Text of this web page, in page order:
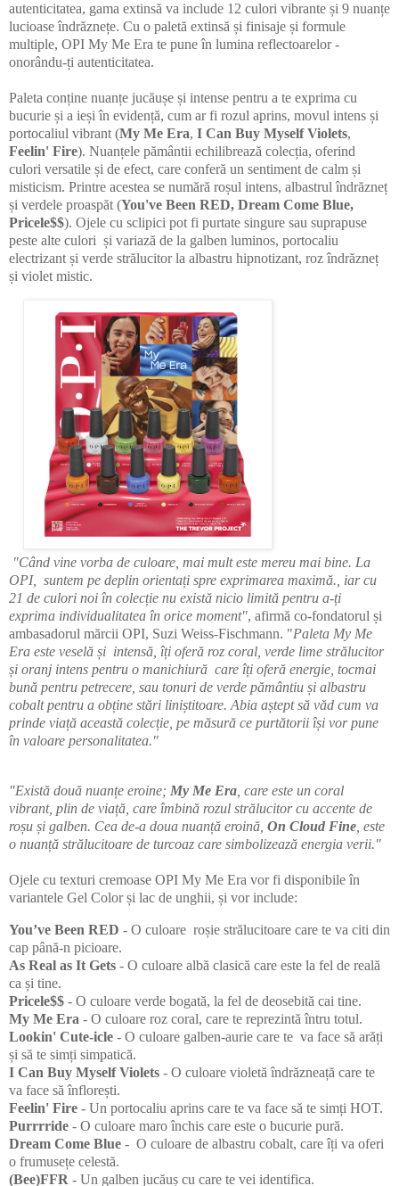
autenticitatea, gama extinsă va include 12 culori vibrante și 9 nuanțe
lucioase îndrăznețe. Cu o paletă extinsă și finisaje și formule
multiple, OPI My Me Era te pune în lumina reflectoarelor -
onorându-ți autenticitatea.
Paleta conține nuanțe jucăușe și intense pentru a te exprima cu
bucurie și a ieși în evidență, cum ar fi rozul aprins, movul intens și
portocaliul vibrant (My Me Era, I Can Buy Myself Violets,
Feelin' Fire). Nuanțele pământii echilibrează colecția, oferind
culori versatile și de efect, care conferă un sentiment de calm și
misticism. Printre acestea se numără roșul intens, albastrul îndrăzneț
și verdele proaspăt (You've Been RED, Dream Come Blue,
Pricele$$). Ojele cu sclipici pot fi purtate singure sau suprapuse
peste alte culori și variază de la galben luminos, portocaliu
electrizant și verde strălucitor la albastru hipnotizant, roz îndrăzneț
și violet mistic.
"Când vine vorba de culoare, mai mult este mereu mai bine. La
OPI, suntem pe deplin orientați spre exprimarea maximă., iar cu
21 de culori noi în colecție nu există nicio limită pentru a-ți
exprima individualitatea în orice moment", afirmă co-fondatorul și
ambasadorul mărcii OPI, Suzi Weiss-Fischmann. "Paleta My Me
Era este veselă și intensă, îți oferă roz coral, verde lime strălucitor
și oranj intens pentru o manichiură care îți oferă energie, tocmai
bună pentru petrecere, sau tonuri de verde pământiu și albastru
cobalt pentru a obține stări liniștitoare. Abia aștept să văd cum va
prinde viață această colecție, pe măsură ce purtătorii își vor pune
în valoare personalitatea."
"Există două nuanțe eroine; My Me Era , care este un coral
vibrant, plin de viață, care îmbină rozul strălucitor cu accente de
roșu și galben. Cea de-a doua nuanță eroină, On Cloud Fine , este
o nuanță strălucitoare de turcoaz care simbolizează energia verii."
Ojele cu texturi cremoase OPI My Me Era vor fi disponibile în
variantele Gel Color și lac de unghii, și vor include:
You’ve Been RED - O culoare roșie strălucitoare care te va citi din
cap până-n picioare.
As Real as It Gets - O culoare albă clasică care este la fel de reală
ca și tine.
Pricele$$ - O culoare verde bogată, la fel de deosebită cai tine.
My Me Era - O culoare roz coral, care te reprezintă întru totul.
Lookin' Cute-icle - O culoare galben-aurie care te va face să arăți
și să te simți simpatică.
I Can Buy Myself Violets - O culoare violetă îndrăzneață care te
va face să înflorești.
Feelin' Fire - Un portocaliu aprins care te va face să te simți HOT.
Purrrride - O culoare maro închis care este o bucurie pură.
Dream Come Blue - O culoare de albastru cobalt, care îți va oferi
o frumusețe celestă.
(Bee)FFR - Un galben jucăuș cu care te vei identifica.